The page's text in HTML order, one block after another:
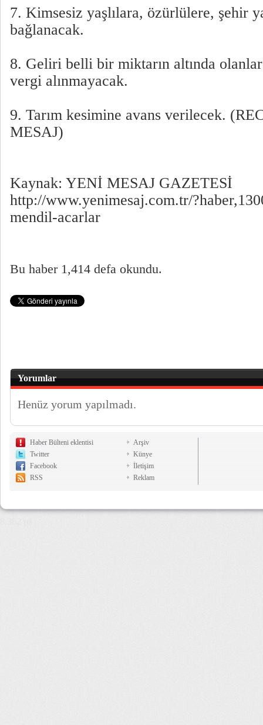
7. Kimsesiz yaşlılara, özürlülere, şehir
bağlanacak.
8. Geliri belli bir miktarın altında
vergi alınmayacak.
9. Tarım kesimine avans verilecek.
MESAJ)
Kaynak: YENİ MESAJ GAZETESİ
http://www.yenimesaj.com.tr/
mendil-acarlar
Bu haber 1,414 defa okundu.
Yorumlar
Henüz yorum yapılmadı.
Haber Bülteni eklentisi
Twitter
Facebook
RSS
Arşiv
Künye
İletişim
Reklam